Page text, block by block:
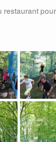
restaurant